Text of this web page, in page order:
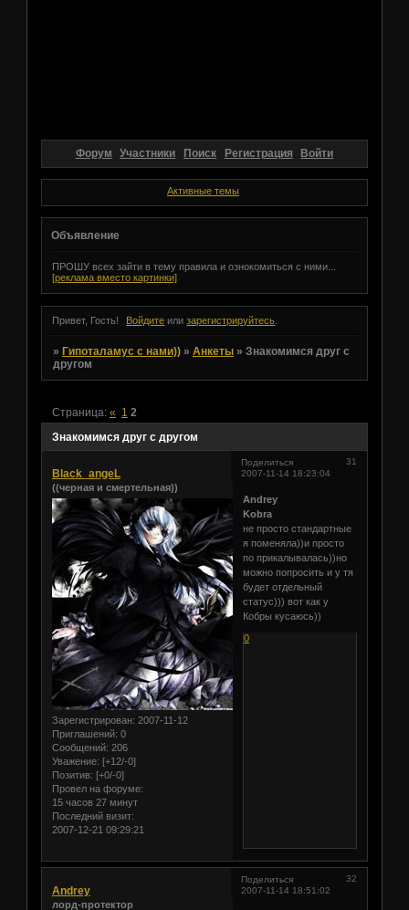
Форум Участники Поиск Регистрация Войти
Активные темы
Объявление
ПРОШУ всех зайти в тему правила и ознокомиться с ними...
[реклама вместо картинки]
Привет, Гость! Войдите илизарегистрируйтесь
» Гипоталамус с нами)) » Анкеты » Знакомимся друг с
другом
Знакомимся друг с другом
Страница: « 1 2
Поделиться
31
2007-11-14 18:23:04
Black_angeL
((черная и смертельная))
Зарегистрирован: 2007-11-12
Приглашений: 0
Сообщений: 206
Уважение: [+12/-0]
Позитив: [+0/-0]
Провел на форуме:
15 часов 27 минут
Последний визит:
2007-12-21 09:29:21
Andrey
Kobra
не просто стандартные
я поменяла))и просто
по прикалывалась))но
можно попросить и у тя
будет отдельный
статус))) вот как у
Кобры кусаюсь))
0
Поделиться
32
2007-11-14 18:51:02
Andrey
лорд-протектор